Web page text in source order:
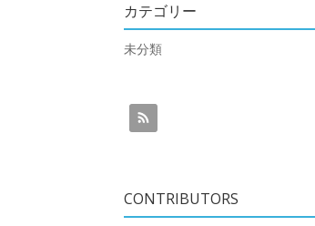
カテゴリー
未分類
CONTRIBUTORS